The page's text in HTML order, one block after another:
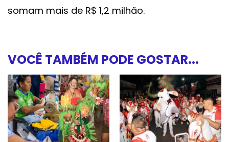
somam mais de R$ 1,2 milhão.
VOCÊ TAMBÉM PODE GOSTAR...